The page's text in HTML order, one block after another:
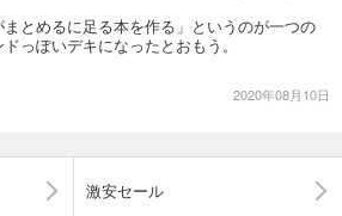
とめるに足る本を作る」というのが一つの
っぽいデキになったとおもう。
2020年08月10日
激安セール